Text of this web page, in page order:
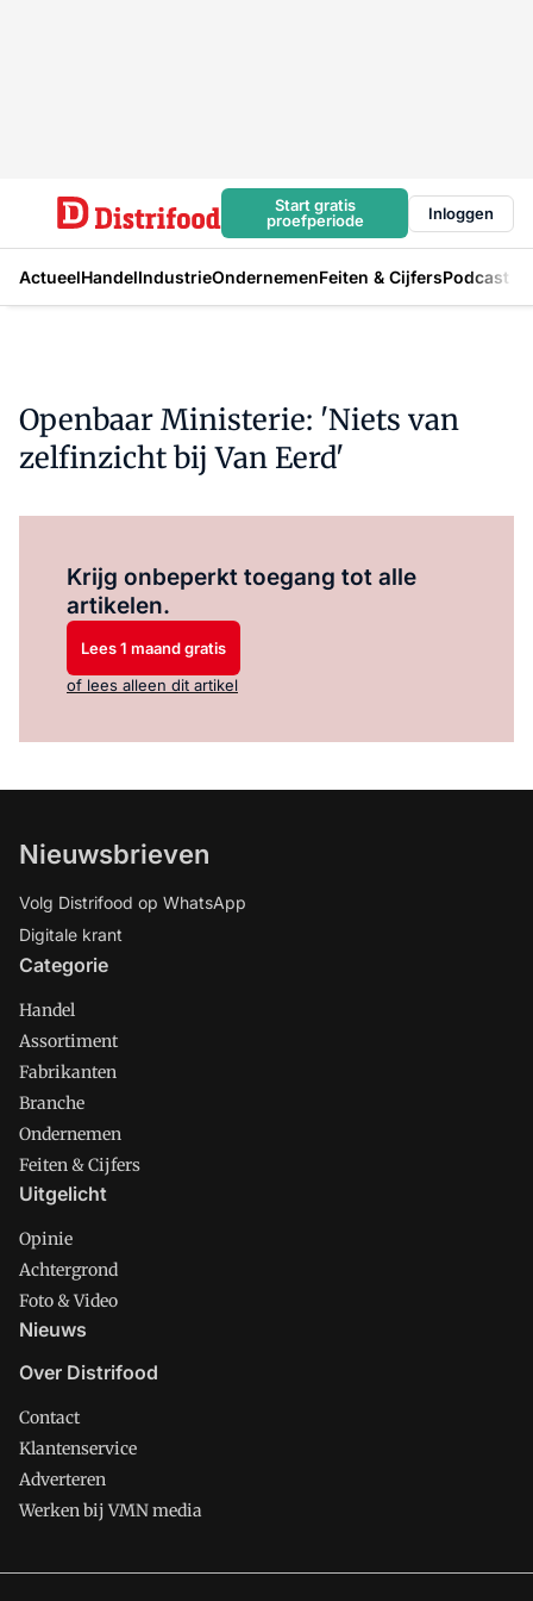
Start gratis
proefperiode
Inloggen
ActueelHandelIndustrieOndernemenFeiten & CijfersPodcast
Openbaar Ministerie: 'Niets van
zelfinzicht bij Van Eerd'
Krijg onbeperkt toegang tot alle
artikelen.
Lees 1 maand gratis
of lees alleen dit artikel
Nieuwsbrieven
Volg Distrifood op WhatsApp
Digitale krant
Categorie
Handel
Assortiment
Fabrikanten
Branche
Ondernemen
Feiten & Cijfers
Uitgelicht
Opinie
Achtergrond
Foto & Video
Nieuws
Over Distrifood
Contact
Klantenservice
Adverteren
Werken bij VMN media